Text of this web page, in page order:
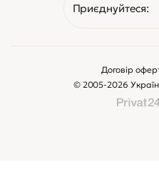
Приєднуйтеся:
© 2005-2026
Договір